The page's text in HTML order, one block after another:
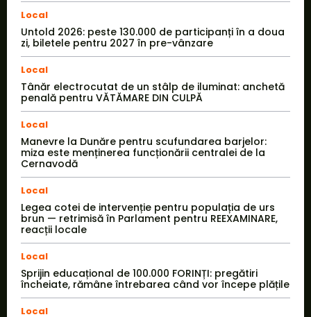
Local
Untold 2026: peste 130.000 de participanți în a doua
zi, biletele pentru 2027 în pre-vânzare
Local
Tânăr electrocutat de un stâlp de iluminat: anchetă
penală pentru VĂTĂMARE DIN CULPĂ
Local
Manevre la Dunăre pentru scufundarea barjelor:
miza este menținerea funcționării centralei de la
Cernavodă
Local
Legea cotei de intervenție pentru populația de urs
brun — retrimisă în Parlament pentru REEXAMINARE,
reacții locale
Local
Sprijin educațional de 100.000 FORINȚI: pregătiri
încheiate, rămâne întrebarea când vor începe plățile
Local